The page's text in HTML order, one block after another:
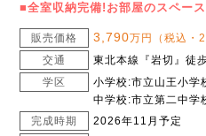
■全室収納完備!お部屋のスペー
販売価格 3,790万円（税込・2
交通
東北本線『岩切』徒
学区
小学校:市立山王小学
中学校:市立第二中学
完成時期
2026年11月予定